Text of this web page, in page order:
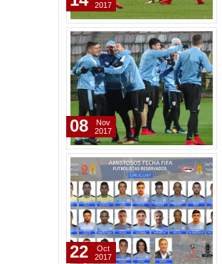
2017
08
Nov
2017
22
Oct
2017